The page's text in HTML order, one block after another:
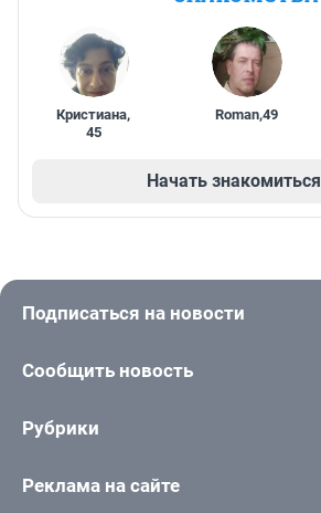
Кристиана,
45
Roman,49
Начать знакомиться
Подписаться на новости
Сообщить новость
Рубрики
Реклама на сайте